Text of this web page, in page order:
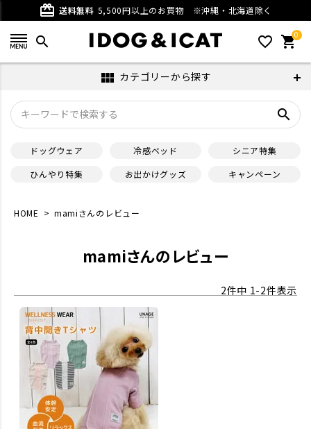
card_giftcard 送料無料 5,500円以上のお買物 ※沖縄・北海道除く
search favorite_outline 0
shopping_cart
view_module カテゴリーから探す
search
ドッグウェア 冷感ベッド
シニア特集
ひんやり特集
お出かけグッズ キャンペーン
HOME mamiさんのレビュー
mamiさんのレビュー
2件中 1-2件表示